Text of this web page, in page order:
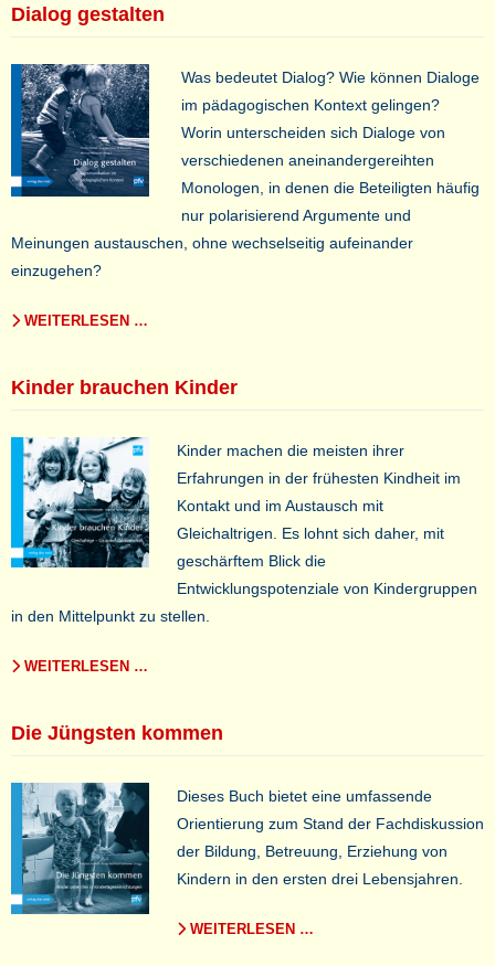
Dialog gestalten
Was bedeutet Dialog? Wie können Dialoge
im pädagogischen Kontext gelingen?
Worin unterscheiden sich Dialoge von
verschiedenen aneinandergereihten
Monologen, in denen die Beteiligten häufig
nur polarisierend Argumente und
Meinungen austauschen, ohne wechselseitig aufeinander
einzugehen?
WEITERLESEN …
Kinder brauchen Kinder
Kinder machen die meisten ihrer
Erfahrungen in der frühesten Kindheit im
Kontakt und im Austausch mit
Gleichaltrigen. Es lohnt sich daher, mit
geschärftem Blick die
Entwicklungspotenziale von Kindergruppen
in den Mittelpunkt zu stellen.
WEITERLESEN …
Die Jüngsten kommen
Dieses Buch bietet eine umfassende
Orientierung zum Stand der Fachdiskussion
der Bildung, Betreuung, Erziehung von
Kindern in den ersten drei Lebensjahren.
WEITERLESEN …